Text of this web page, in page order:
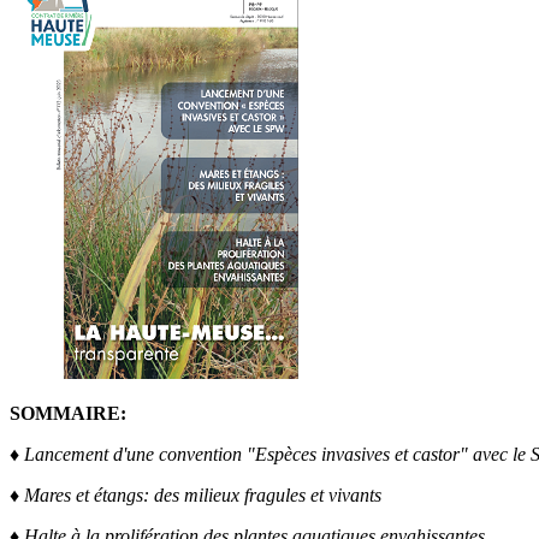
SOMMAIRE:
♦ Lancement d'une convention "Espèces invasives et castor" avec le
♦ Mares et étangs: des milieux fragules et vivants